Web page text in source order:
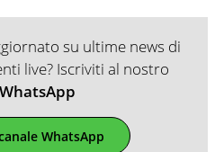
su ultime news di
live? Iscriviti al nostro
WhatsApp
WhatsApp